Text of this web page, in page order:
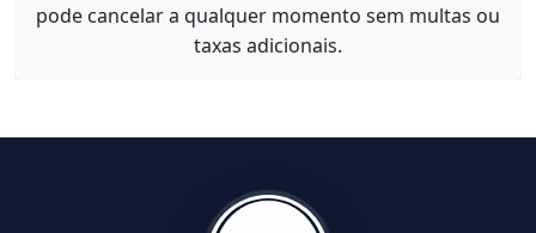
pode cancelar a qualquer momento sem multas ou
taxas adicionais.